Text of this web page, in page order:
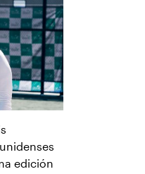
edición